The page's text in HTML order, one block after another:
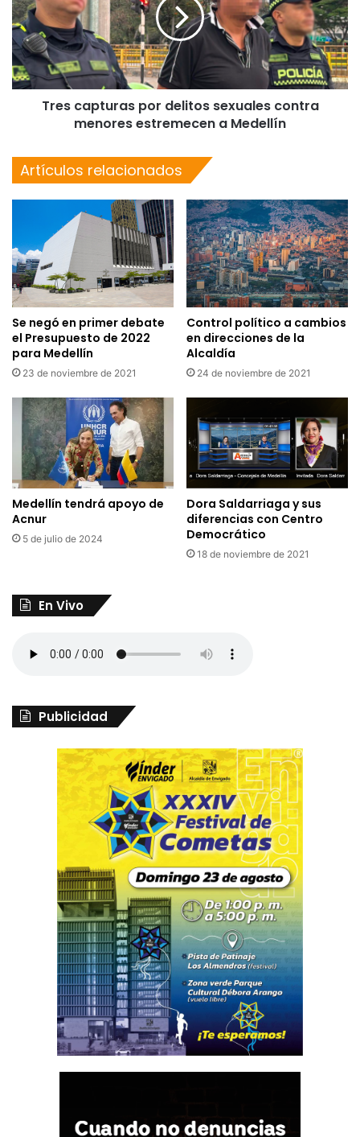
Tres capturas por delitos sexuales contra
menores estremecen a Medellín
Artículos relacionados
Se negó en primer debate
el Presupuesto de 2022
para Medellín
23 de noviembre de 2021
Control político a cambios
en direcciones de la
Alcaldía
24 de noviembre de 2021
Medellín tendrá apoyo de
Acnur
5 de julio de 2024
Dora Saldarriaga y sus
diferencias con Centro
Democrático
18 de noviembre de 2021
En Vivo
Publicidad